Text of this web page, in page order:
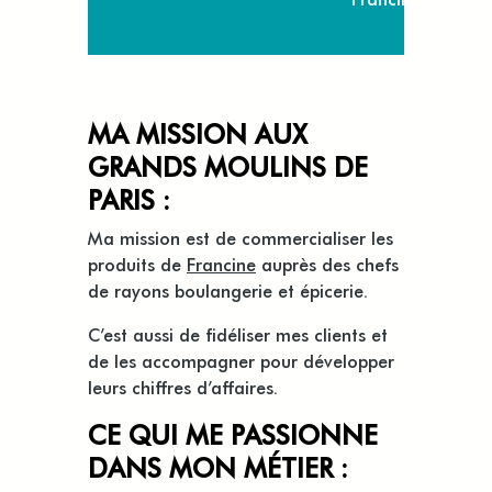
MA MISSION AUX
GRANDS MOULINS DE
PARIS :
Ma mission est de commercialiser les
produits de Francine auprès des chefs
de rayons boulangerie et épicerie.
C’est aussi de fidéliser mes clients et
de les accompagner pour développer
leurs chiffres d’affaires.
CE QUI ME PASSIONNE
DANS MON MÉTIER :